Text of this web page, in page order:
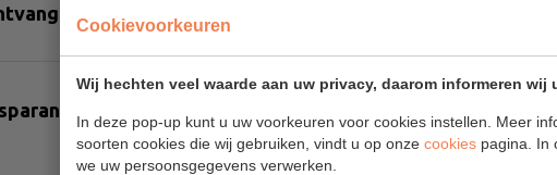
Cookievoorkeuren
Wij hechten veel waarde aan uw privacy, daarom informeren
In deze pop-up kunt u uw voorkeuren voor cookies instellen. Meer
soorten cookies die wij gebruiken, vindt u op onze cookies pagina. In
we uw persoonsgegevens verwerken.
geen variabele beloning.
over onze manier van werken en de vergoeding die